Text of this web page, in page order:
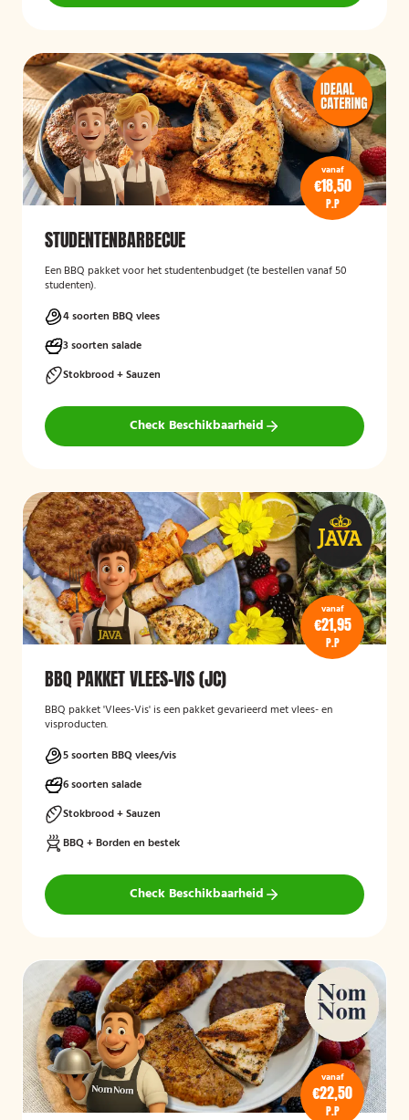
vanaf
€18,50
P.P
STUDENTENBARBECUE
Een BBQ pakket voor het studentenbudget (te bestellen vanaf 50
studenten).
4 soorten BBQ vlees
3 soorten salade
Stokbrood + Sauzen
Check Beschikbaarheid
vanaf
€21,95
P.P
BBQ PAKKET VLEES-VIS (JC)
BBQ pakket 'Vlees-Vis' is een pakket gevarieerd met vlees- en
visproducten.
5 soorten BBQ vlees/vis
6 soorten salade
Stokbrood + Sauzen
BBQ + Borden en bestek
Check Beschikbaarheid
vanaf
€22,50
P.P